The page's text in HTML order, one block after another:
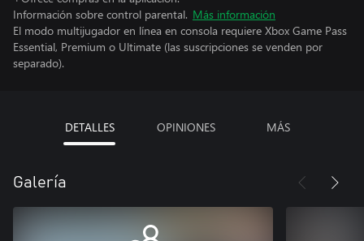
Información sobre control parental. Más información
El modo multijugador en línea en consola requiere Xbox Game Pass
Essential, Premium o Ultimate (las suscripciones se venden por
separado).
DETALLES OPINIONES MÁS
Galería